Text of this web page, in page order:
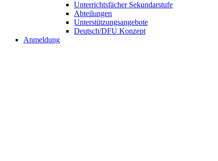
Unterrichtsfächer Sekundarstufe
Abteilungen
Unterstützungsangebote
Deutsch/DFU Konzept
Anmeldung